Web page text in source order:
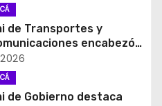
de Transportes y
encabezó
mesa de coordinación
retiro de cables en
en Iquique
de Gobierno destaca